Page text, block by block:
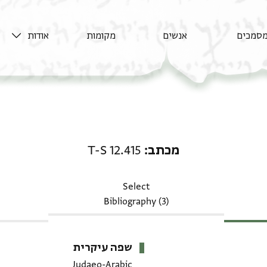
מסמכים אנשים מקומות אודות
מכתב T-S 12.415
Select
Bibliography (3)
שפה עיקרית